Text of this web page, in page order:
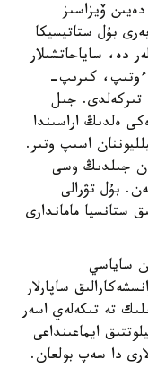
اراسىندا 30 كۇنگە دەيىن ۆيزاسىز
بۇل ستاتيسيكا
دە، ساياحاتشىلار
ءوتىپ، كىرىپ-
تىركەلدى. جىل
ەلدىڭ اراسىندا
قاتىناعان جولاۋشىلار سانى 1 ميلليوننان اسىپ وتىر.
جىلدىڭ وسى
10 پايىزعا وسكەن. بۇل تۋرالى
ستانسيا ماماندارى
ساياسي
ساپارلار
تە تىكەلەي اسەر
ايماعىنداعى
دا سەپ بولعان.